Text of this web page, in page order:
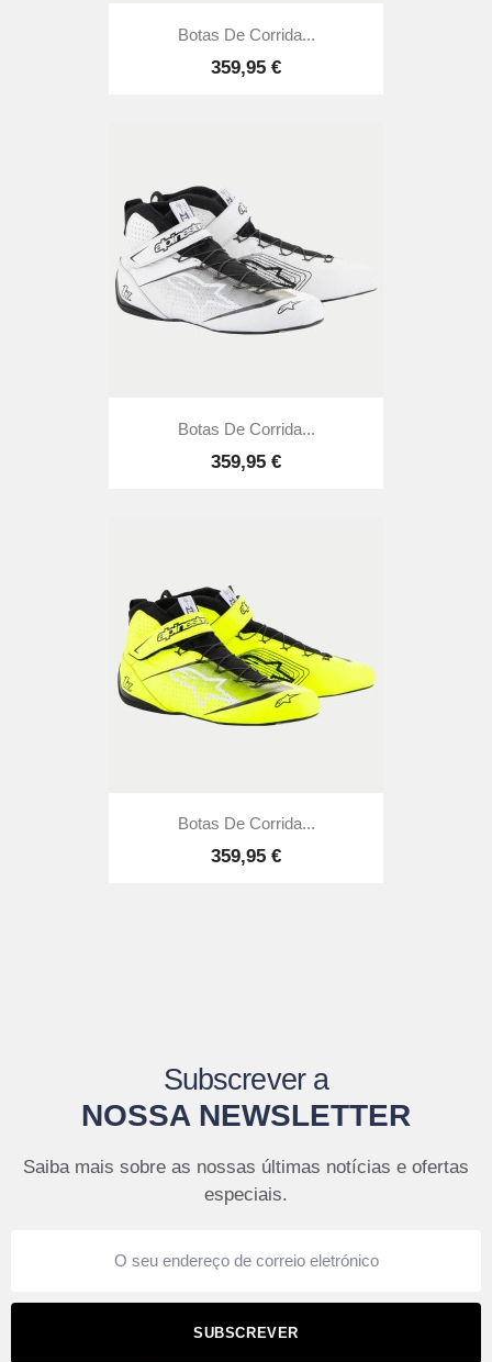
Botas De Corrida...
359,95 €
Botas De Corrida...
359,95 €
Botas De Corrida...
359,95 €
Subscrever a
NOSSA NEWSLETTER
Saiba mais sobre as nossas últimas notícias e ofertas
especiais.
SUBSCREVER